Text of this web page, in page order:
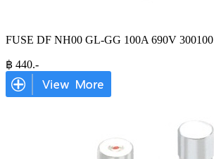
FUSE DF NH00 GL-GG 100A 690V 300100
฿ 440.-